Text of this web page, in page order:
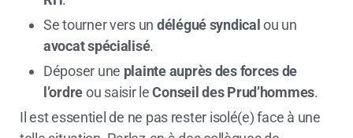
Se tourner vers un délégué syndicalou un
avocat spécialisé.
Déposer une plainte auprès des forces de
l’ordreou saisir leConseil des Prud’hommes.
Il est essentiel de ne pas rester isolé(e) face à une